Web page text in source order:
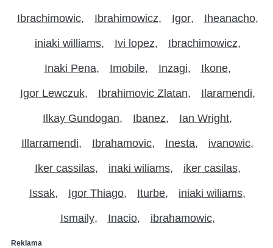
Ibrachimowic Ibrahimowicz Igor Iheanacho
iniaki williams Ivi lopez Ibrachimowicz
Inaki Pena Imobile Inzagi Ikone
Igor Lewczuk Ibrahimovic Zlatan Ilaramendi
Ilkay Gundogan Ibanez Ian Wright
Illarramendi Ibrahamovic Inesta ivanowic
Iker cassilas inaki wiliams iker casilas
Issak Igor Thiago Iturbe iniaki wiliams
Ismaily Inacio ibrahamowic
Reklama